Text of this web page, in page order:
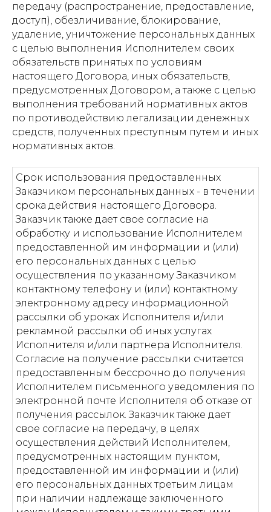
передачу (распространение, предоставление,
доступ), обезличивание, блокирование,
удаление, уничтожение персональных данных
с целью выполнения Исполнителем своих
обязательств принятых по условиям
настоящего Договора, иных обязательств,
предусмотренных Договором, а также с целью
выполнения требований нормативных актов
по противодействию легализации денежных
средств, полученных преступным путем и иных
нормативных актов.
Срок использования предоставленных
Заказчиком персональных данных - в течении
срока действия настоящего Договора.
Заказчик также дает свое согласие на
обработку и использование Исполнителем
предоставленной им информации и (или)
его персональных данных с целью
осуществления по указанному Заказчиком
контактному телефону и (или) контактному
электронному адресу информационной
рассылки об уроках Исполнителя и/или
рекламной рассылки об иных услугах
Исполнителя и/или партнера Исполнителя.
Согласие на получение рассылки считается
предоставленным бессрочно до получения
Исполнителем письменного уведомления по
электронной почте Исполнителя об отказе от
получения рассылок. Заказчик также дает
свое согласие на передачу, в целях
осуществления действий Исполнителем,
предусмотренных настоящим пунктом,
предоставленной им информации и (или)
его персональных данных третьим лицам
при наличии надлежаще заключенного